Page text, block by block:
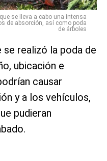
se lleva a cabo una intensa
de absorción, así como poda
de árboles
realizó la poda de
ubicación e
causar
y a los vehículos,
pudieran